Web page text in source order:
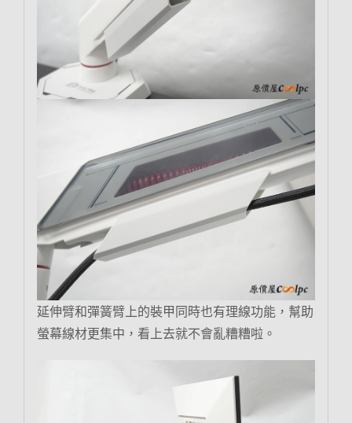
延伸臂和彈簧臂上的裝甲同時也有理線功能，幫助
螢幕線材更集中，看上去就不會亂糟糟啦。